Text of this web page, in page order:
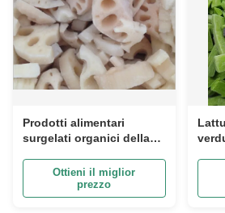
Prodotti alimentari
surgelati organici della
Lotus NESSUN
preservativi aggiunti per
l'adulto
Ottieni il miglior
prezzo